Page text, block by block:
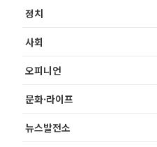
정치
사회
오피니언
문화·라이프
뉴스발전소